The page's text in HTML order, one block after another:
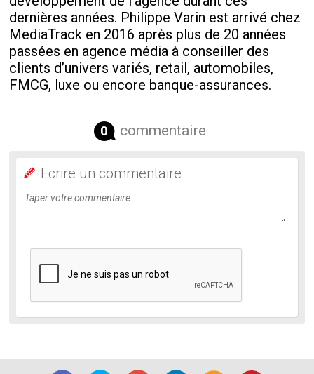
dernières années. Philippe Varin est arrivé chez
MediaTrack en 2016 après plus de 20 années
passées en agence média à conseiller des
clients d’univers variés, retail, automobiles,
FMCG, luxe ou encore banque-assurances.
0 commentaire
Ecrire un commentaire